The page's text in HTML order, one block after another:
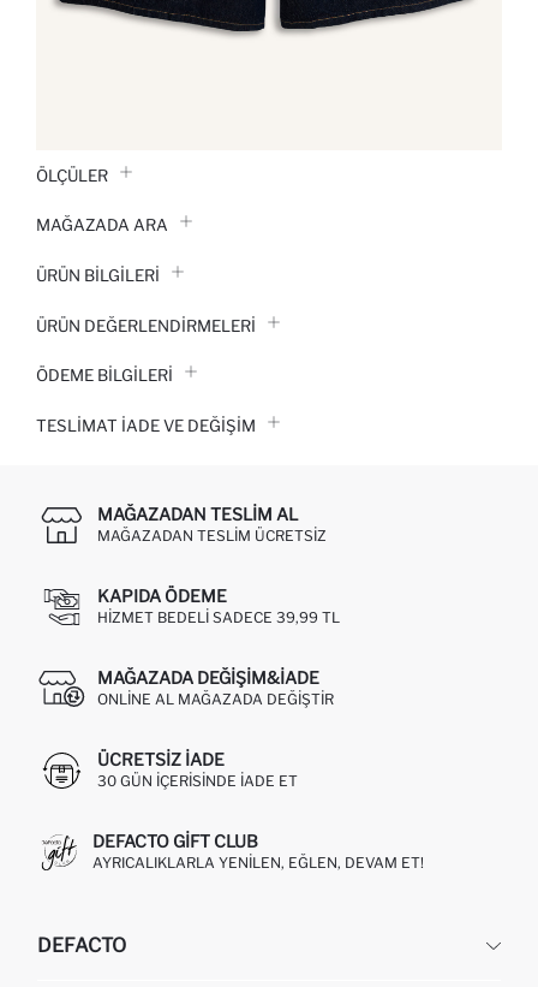
ÖLÇÜLER
MAĞAZADA ARA
ÜRÜN BILGILERI
ÜRÜN DEĞERLENDİRMELERİ
ÖDEME BİLGİLERİ
TESLIMAT İADE VE DEĞIŞIM
MAĞAZADAN TESLIM AL
MAĞAZADAN TESLIM ÜCRETSIZ
KAPIDA ÖDEME
HIZMET BEDELI SADECE 39,99 TL
MAĞAZADA DEĞIŞIM&İADE
ONLINE AL MAĞAZADA DEĞIŞTIR
ÜCRETSIZ IADE
30 GÜN IÇERISINDE IADE ET
DEFACTO GIFT CLUB
AYRICALIKLARLA YENILEN, EĞLEN, DEVAM ET!
DEFACTO